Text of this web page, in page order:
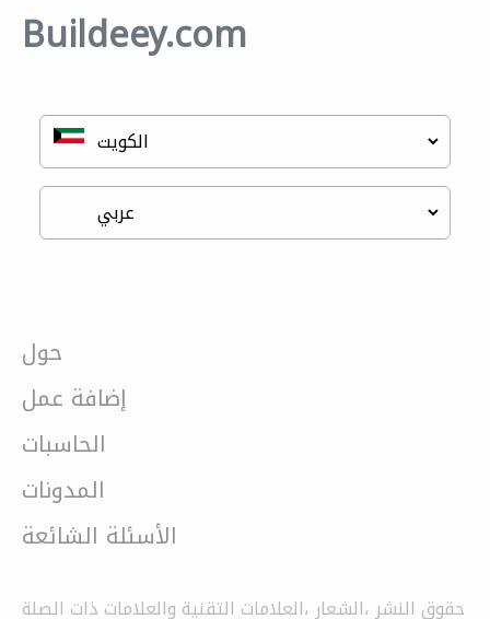
Buildeey.com
حول
إضافة عمل
الحاسبات
المدونات
الأسئلة الشائعة
حقوق النشر ،الشعار ،العلامات التقنية والعلامات ذات الصلة